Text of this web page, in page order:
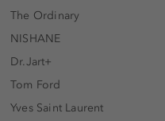
The Ordinary
NISHANE
Dr.Jart+
Tom Ford
Yves Saint Laurent